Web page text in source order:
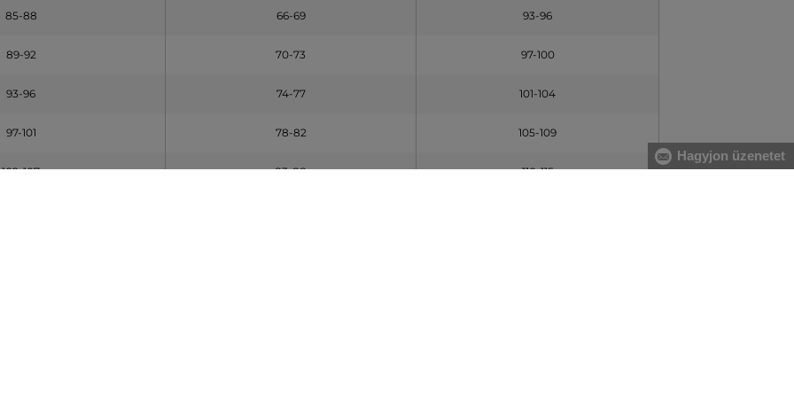
85-88 66-69 93-96
89-92 70-73 97-100
93-96 74-77 101-104
97-101 78-82 105-109
102-107 83-88 110-115
Hagyjon üzenetet